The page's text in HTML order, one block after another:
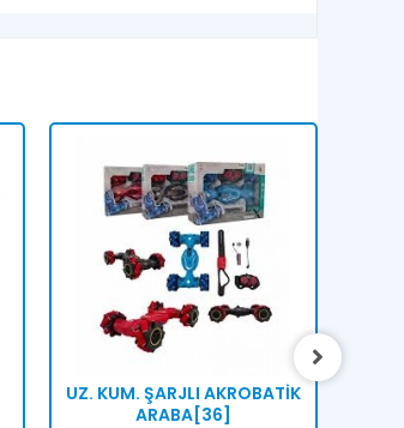
UZ. KUM. ŞARJLI AKROBATİK
ARABA[36]